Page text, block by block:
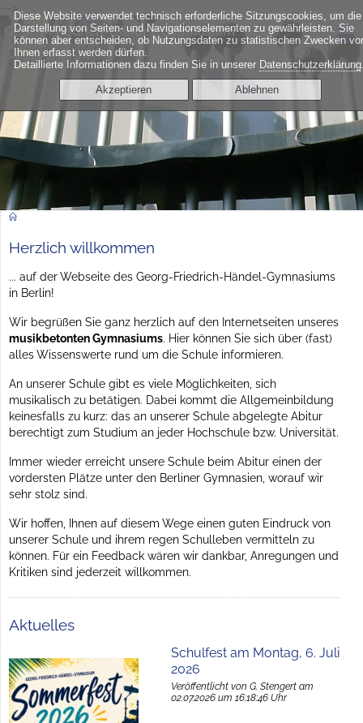
Diese Website verwendet technisch erforderliche Sitzungscookies, um die
Darstellung von Seiten- und Navigationselementen zu gewährleisten. Sie
können aber entscheiden, ob Nutzungsdaten zu statistischen Zwecken
Ihnen erfasst werden dürfen.
Detaillierte Informationen dazu finden Sie in unserer Datenschutzerklärung
Akzeptieren Ablehnen
-->
Georg-Friedrich-Händel-Gymnasium
Berlin Friedrichshain
Frankfurter Allee 6a
≡
Herzlich willkommen
... auf der Webseite des Georg-Friedrich-Händel-Gymnasiums
in Berlin!
Wir begrüßen Sie ganz herzlich auf den Internetseiten unseres
musikbetonten Gymnasiums. Hier können Sie sich über (fast)
alles Wissenswerte rund um die Schule informieren.
An unserer Schule gibt es viele Möglichkeiten, sich
musikalisch zu betätigen. Dabei kommt die Allgemeinbildung
keinesfalls zu kurz: das an unserer Schule abgelegte Abitur
berechtigt zum Studium an jeder Hochschule bzw. Universität.
Immer wieder erreicht unsere Schule beim Abitur einen der
vordersten Plätze unter den Berliner Gymnasien, worauf wir
sehr stolz sind.
Wir hoffen, Ihnen auf diesem Wege einen guten Eindruck von
unserer Schule und ihrem regen Schulleben vermitteln zu
können. Für ein Feedback wären wir dankbar, Anregungen und
Kritiken sind jederzeit willkommen.
Aktuelles
Schulfest am Montag, 6. Juli
2026
Veröffentlicht von G. Stengert am
02.07.2026 um 16:18:46 Uhr